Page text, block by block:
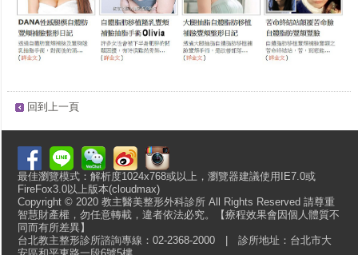
回到上一頁
最佳瀏覽模式：解析度1024x768或以上，瀏覽器建議使用IE7.0或
FireFox3.0以上版本(cloudmax)
Copyright © 2020 教主醫美整形外科診所 All Rights Reserved 請尊重
智慧財產權，勿任意轉載，違者依法必究。【療程效果會因個人體質不
同而有所差異】
台北教主整形診所諮詢專線：02-2368-2000 | 診所地址：台北市大